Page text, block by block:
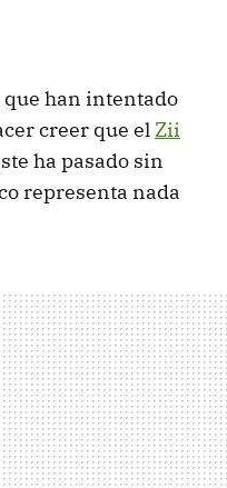
han intentado
creer que el Zii
ha pasado sin
representa nada